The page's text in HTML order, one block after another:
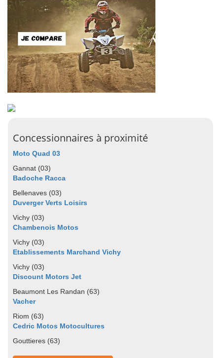
Concessionnaires à proximité
Moto Quad 03
Gannat (03)
Badoche Racca
Bellenaves (03)
Duverger Verts Loisirs
Vichy (03)
Chambenois Motos
Vichy (03)
Etablissements Marchand Vichy
Vichy (03)
Discount Motors Jet
Beaumont Les Randan (63)
Vacher
Riom (63)
Cedric Motos Motocultures
Gouttieres (63)